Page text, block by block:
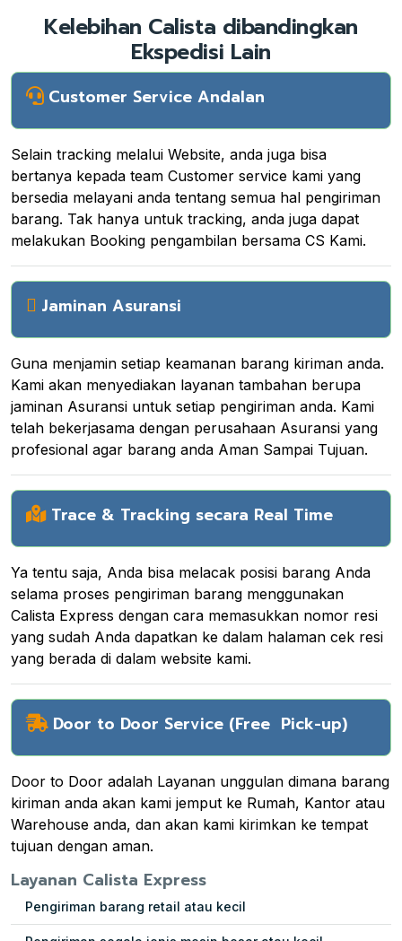
Kelebihan Calista dibandingkan
Ekspedisi Lain
Customer Service Andalan
Selain tracking melalui Website, anda juga bisa
bertanya kepada team Customer service kami yang
bersedia melayani anda tentang semua hal pengiriman
barang. Tak hanya untuk tracking, anda juga dapat
melakukan Booking pengambilan bersama CS Kami.
Jaminan Asuransi
Guna menjamin setiap keamanan barang kiriman anda.
Kami akan menyediakan layanan tambahan berupa
jaminan Asuransi untuk setiap pengiriman anda. Kami
telah bekerjasama dengan perusahaan Asuransi yang
profesional agar barang anda Aman Sampai Tujuan.
Trace & Tracking secara Real Time
Ya tentu saja, Anda bisa melacak posisi barang Anda
selama proses pengiriman barang menggunakan
Calista Express dengan cara memasukkan nomor resi
yang sudah Anda dapatkan ke dalam halaman cek resi
yang berada di dalam website kami.
Door to Door Service (Free Pick-up)
Door to Door adalah Layanan unggulan dimana barang
kiriman anda akan kami jemput ke Rumah, Kantor atau
Warehouse anda, dan akan kami kirimkan ke tempat
tujuan dengan aman.
Layanan Calista Express
Pengiriman barang retail atau kecil